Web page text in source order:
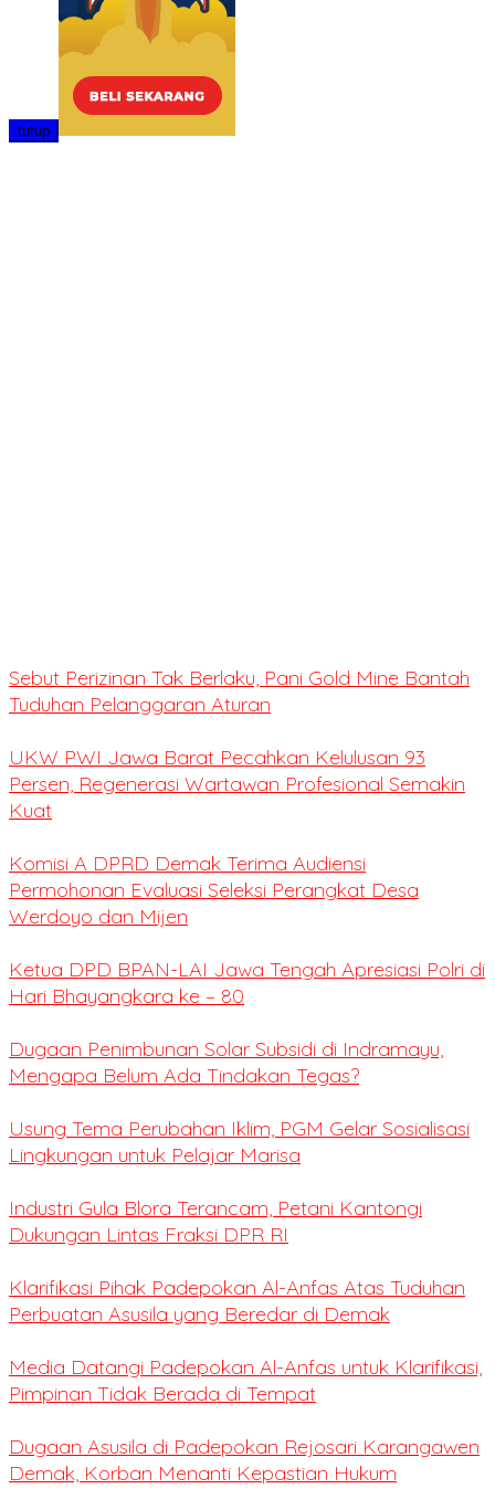
tutup
Sebut Perizinan Tak Berlaku, Pani Gold Mine Bantah
Tuduhan Pelanggaran Aturan
UKW PWI Jawa Barat Pecahkan Kelulusan 93
Persen, Regenerasi Wartawan Profesional Semakin
Kuat
Komisi A DPRD Demak Terima Audiensi
Permohonan Evaluasi Seleksi Perangkat Desa
Werdoyo dan Mijen
Ketua DPD BPAN-LAI Jawa Tengah Apresiasi Polri di
Hari Bhayangkara ke – 80
Dugaan Penimbunan Solar Subsidi di Indramayu,
Mengapa Belum Ada Tindakan Tegas?
Usung Tema Perubahan Iklim, PGM Gelar Sosialisasi
Lingkungan untuk Pelajar Marisa
Industri Gula Blora Terancam, Petani Kantongi
Dukungan Lintas Fraksi DPR RI
Klarifikasi Pihak Padepokan Al-Anfas Atas Tuduhan
Perbuatan Asusila yang Beredar di Demak
Media Datangi Padepokan Al-Anfas untuk Klarifikasi,
Pimpinan Tidak Berada di Tempat
Dugaan Asusila di Padepokan Rejosari Karangawen
Demak, Korban Menanti Kepastian Hukum